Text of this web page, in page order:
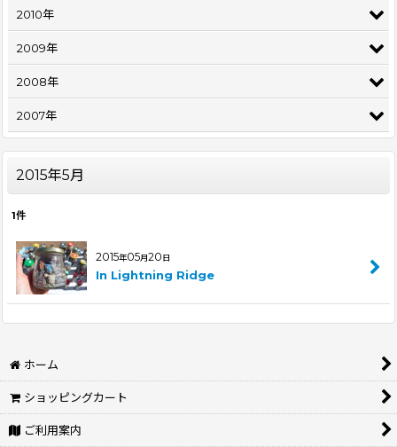
2015年5月
1件
2015年05月20日
In Lightning Ridge
2010年
2009年
2008年
2007年
ホーム
ショッピングカート
ご利用案内